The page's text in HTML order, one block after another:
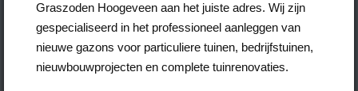
Graszoden Hoogeveen aan het juiste adres. Wij zijn
gespecialiseerd in het professioneel aanleggen van
nieuwe gazons voor particuliere tuinen, bedrijfstuinen,
nieuwbouwprojecten en complete tuinrenovaties.